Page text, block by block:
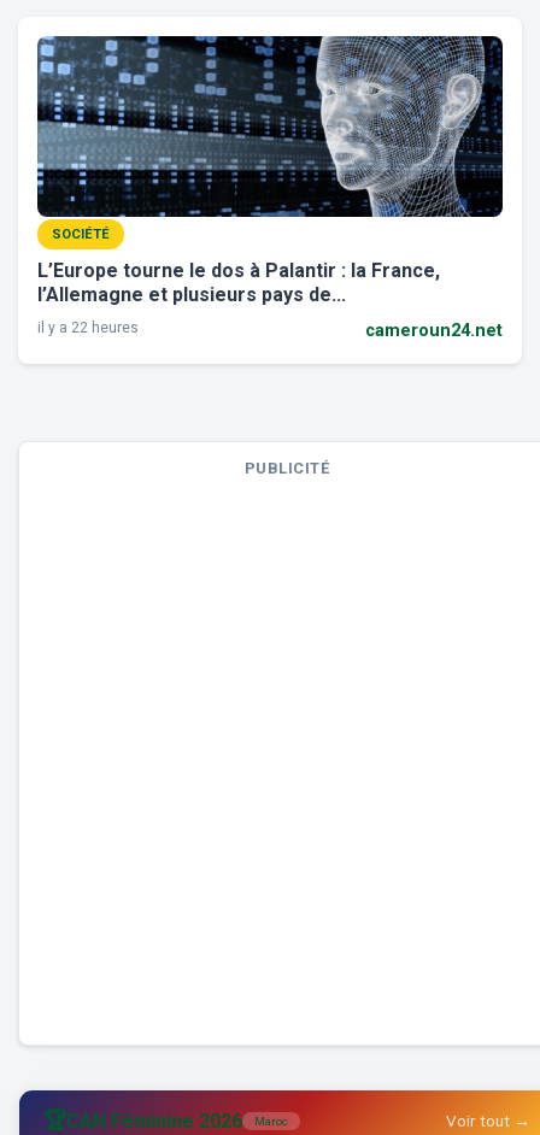
SOCIÉTÉ
L’Europe tourne le dos à Palantir : la France,
l’Allemagne et plusieurs pays de...
il y a 22 heures cameroun24.net
PUBLICITÉ
🏆CAN Féminine 2026 Maroc Voir tout →